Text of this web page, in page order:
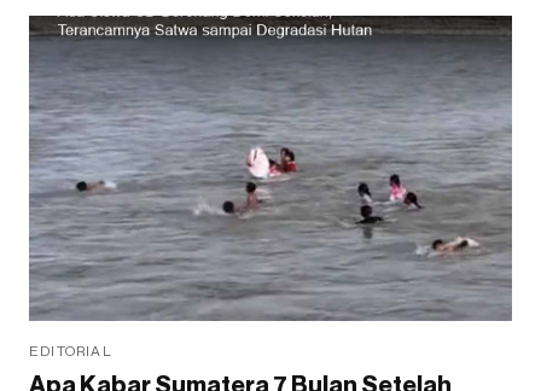
EDITORIAL
Apa Kabar Sumatera 7 Bulan Setelah